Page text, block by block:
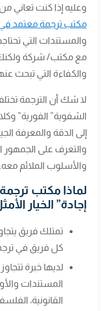
وعليه إذا كنت تعاني
مكتب ترجمة معتمد
والمستندات التي
مع مكتب/ شركة ولكنك
والكفاءة التي تبحث
لا شك أن الترجمة
الشفوية” الفورية”
إلى الدقة والمعرفة
والتعرف على الجمهور
والأسلوب الملائم معه.
لماذا مكتب
إجادة” الخيار
كل فريق في
المستندات
القانونية،